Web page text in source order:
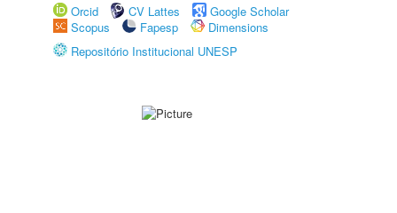
Orcid
CV Lattes
Google Scholar
Scopus
Fapesp
Dimensions
Repositório Institucional UNESP